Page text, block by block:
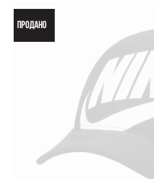
ПРОДАНО